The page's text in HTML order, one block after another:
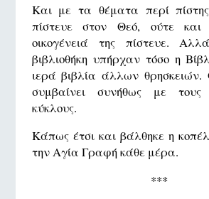
Και με τα θέματα περί
πίστευε στον Θεό, ούτε και
οικογένειά της πίστευε.
βιβλιοθήκη υπήρχαν τόσο η
ιερά βιβλία άλλων
συμβαίνει συνήθως με τους
κύκλους.
Κάπως έτσι και βάλθηκε η
την Αγία Γραφή κάθε μέρα.
***